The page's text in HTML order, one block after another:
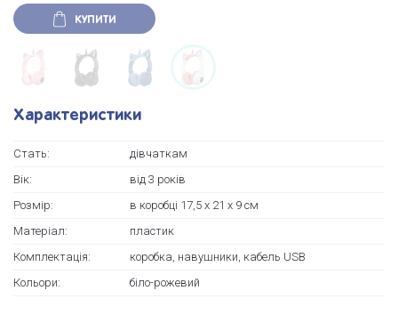
КУПИТИ
Характеристики
Стать:
дівчаткам
Вік:
вiд 3 рокiв
Розмір:
в коробці 17,5 х 21 х 9 см
Матеріал:
пластик
Комплектація:
коробка, навушники, кабель USB
Кольори:
біло-рожевий